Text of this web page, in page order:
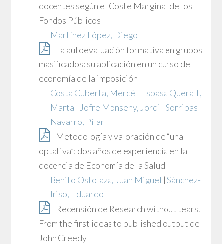
docentes según el Coste Marginal de los
Fondos Públicos
Martínez López, Diego
La autoevaluación formativa en grupos
masificados: su aplicación en un curso de
economía de la imposición
Costa Cuberta, Mercé | Espasa Queralt,
Marta | Jofre Monseny, Jordi | Sorribas
Navarro, Pilar
Metodología y valoración de “una
optativa”: dos años de experiencia en la
docencia de Economía de la Salud
Benito Ostolaza, Juan Miguel | Sánchez-
Iriso, Eduardo
Recensión de Research without tears.
From the first ideas to published output de
John Creedy